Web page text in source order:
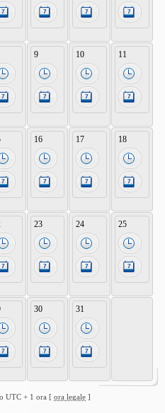
9 10 11
16 17 18
23 24 25
30 31
UTC + 1 ora [ ora legale ]